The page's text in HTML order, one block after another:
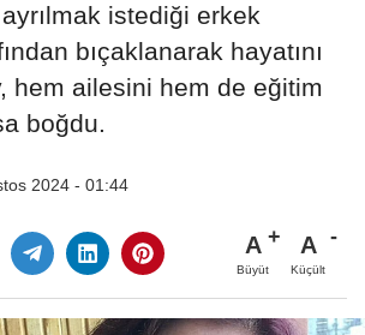
istediği erkek
bıçaklanarak hayatını
hem ailesini hem de eğitim
boğdu.
2024 - 01:44
A
Büyüt
A
Küçült